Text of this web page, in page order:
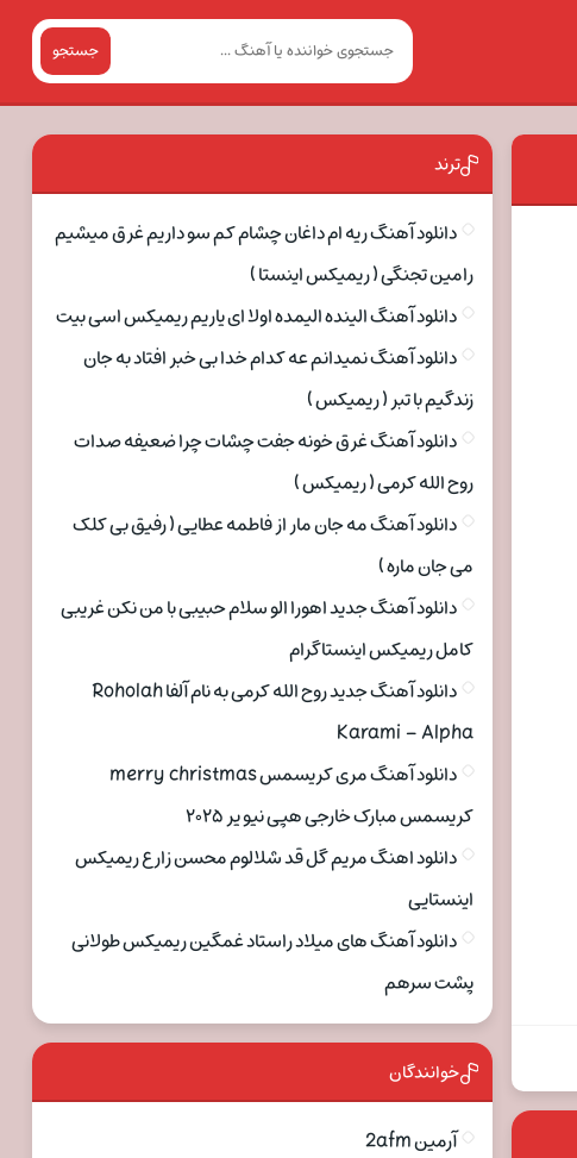
جستجو
ترند
دانلود آهنگ ریه ام داغان چشام کم سو داریم غرق میشیم
رامین تجنگی ( ریمیکس اینستا )
دانلود آهنگ الینده الیمده اولا ای یاریم ریمیکس اسی بیت
دانلود آهنگ نمیدانم عه کدام خدا بی خبر افتاد به جان
زندگیم با تبر ( ریمیکس )
دانلود آهنگ غرق خونه جفت چشات چرا ضعیفه صدات
روح الله کرمی ( ریمیکس )
دانلود آهنگ مه جان مار از فاطمه عطایی ( رفیق بی کلک
می جان ماره )
دانلود آهنگ جدید اهورا الو سلام حبیبی با من نکن غریبی
کامل ریمیکس اینستاگرام
دانلود آهنگ جدید روح الله کرمی به نام آلفا Roholah
Karami – Alpha
دانلود آهنگ مری کریسمس merry christmas
کریسمس مبارک خارجی هپی نیو یر ۲۰۲۵
دانلود اهنگ مریم گل قد شلالوم محسن زارع ریمیکس
اینستایی
دانلود آهنگ های میلاد راستاد غمگین ریمیکس طولانی
پشت سرهم
خوانندگان
آرمین 2afm